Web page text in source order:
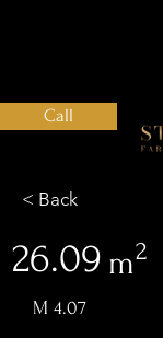
Call
< Back
26.09 m
M 4.07
2